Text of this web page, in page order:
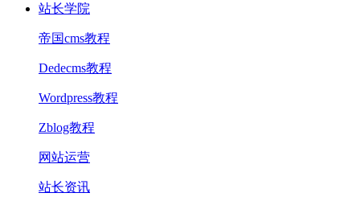
站长学院
帝国cms教程
Dedecms教程
Wordpress教程
Zblog教程
网站运营
站长资讯